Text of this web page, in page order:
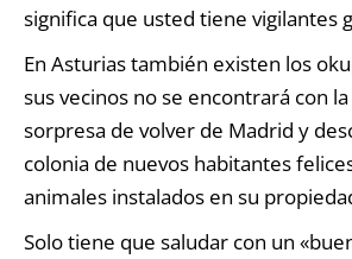
significa que usted tiene vigilantes
En Asturias también existen los
sus vecinos no se encontrará con
sorpresa de volver de Madrid y
colonia de nuevos habitantes
animales instalados en su
Solo tiene que saludar con un